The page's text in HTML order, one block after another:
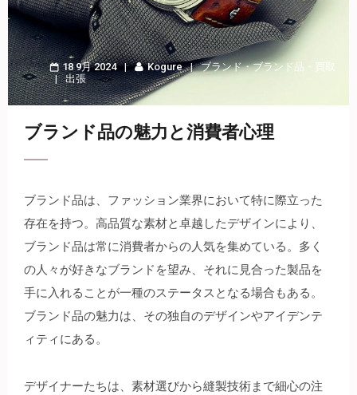
18 9月 2024 Kogure ブランド・ブランド品 ・ 買取
出張
ブランド品の魅力と消費者心理
ブランド品は、ファッション業界において特に際立った
存在を持つ。 高品質な素材と卓越したデザインにより、
ブランド品は常に消費者からの人気を集めている。多く
の人々が好きなブランドを望み、それに見合った製品を
手に入れることが一種のステータスとなる場合もある。
ブランド品の魅力は、その独自のデザインやアイデンテ
ィティにある。
デザイナーたちは、素材選びから縫製技術まで細心の注